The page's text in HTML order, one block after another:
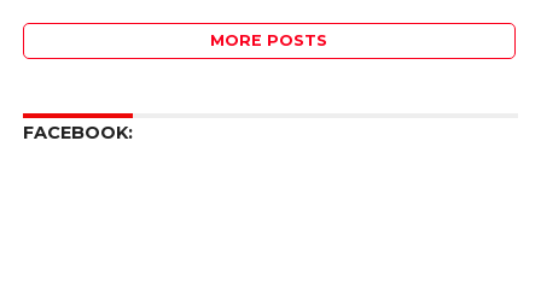
MORE POSTS
FACEBOOK: